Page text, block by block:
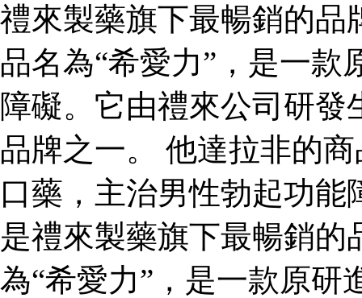
禮來製藥旗下最暢銷的品
品名為“希愛力”，是一
障礙。它由禮來公司研
品牌之一。 他達拉非的
口藥，主治男性勃起功
是禮來製藥旗下最暢銷
為“希愛力”，是一款原研